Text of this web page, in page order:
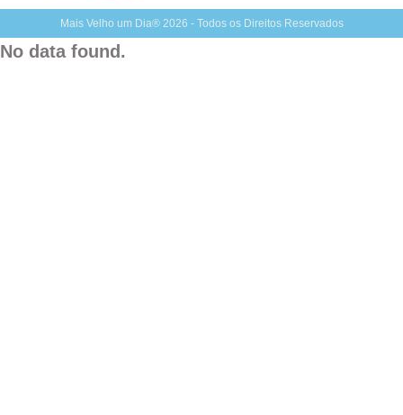
Mais Velho um Dia® 2026 - Todos os Direitos Reservados
No data found.